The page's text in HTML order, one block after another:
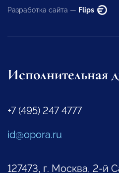
Разработка сайта — Flips
Исполнительная
+7 (495) 247 4777
id@opora.ru
127473, г. Москва, 2-й